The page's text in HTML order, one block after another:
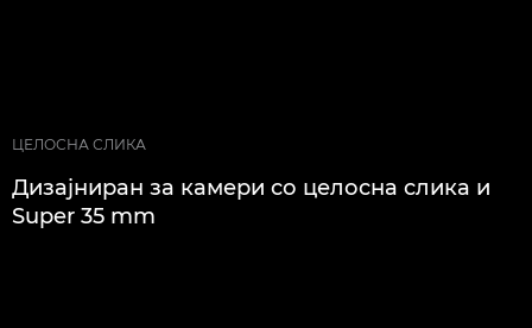
ЦЕЛОСНА СЛИКА
Дизајниран за камери со целосна слика и
Super 35 mm